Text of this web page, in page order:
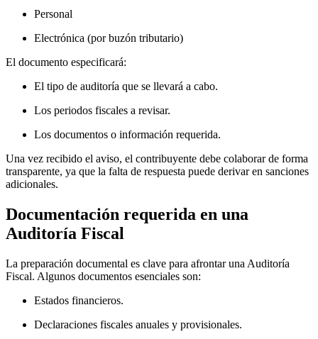
Personal
Electrónica (por buzón tributario)
El documento especificará:
El tipo de auditoría que se llevará a cabo.
Los periodos fiscales a revisar.
Los documentos o información requerida.
Una vez recibido el aviso, el contribuyente debe colaborar de forma
transparente, ya que la falta de respuesta puede derivar en sanciones
adicionales.
Documentación requerida en una
Auditoría Fiscal
La preparación documental es clave para afrontar una Auditoría
Fiscal. Algunos documentos esenciales son:
Estados financieros.
Declaraciones fiscales anuales y provisionales.